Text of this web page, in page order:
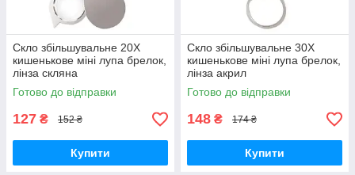
Скло збільшувальне 20X
кишенькове міні лупа брелок,
лінза скляна
Готово до відправки
127 ₴ 152 ₴
Купити
Скло збільшувальне 30X
кишенькове міні лупа брелок,
лінза акрил
Готово до відправки
148 ₴ 174 ₴
Купити